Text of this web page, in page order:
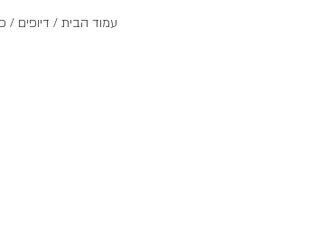
עמוד הבית / דיופים